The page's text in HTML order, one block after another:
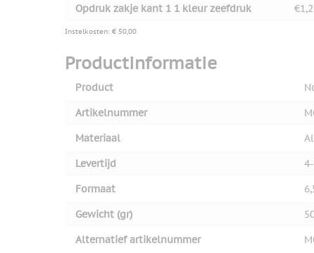
Opdruk zakje kant 1 1 kleur zeefdruk
Instelkosten: € 50,00
Productinformatie
Product
Artikelnummer
Materiaal
Levertijd
Formaat
Gewicht (gr)
Alternatief artikelnummer